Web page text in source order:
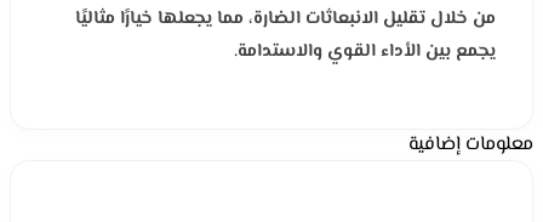
من خلال تقليل الانبعاثات الضارة، مما يجعلها خيارًا مثاليًا
يجمع بين الأداء القوي والاستدامة.
معلومات إضافية